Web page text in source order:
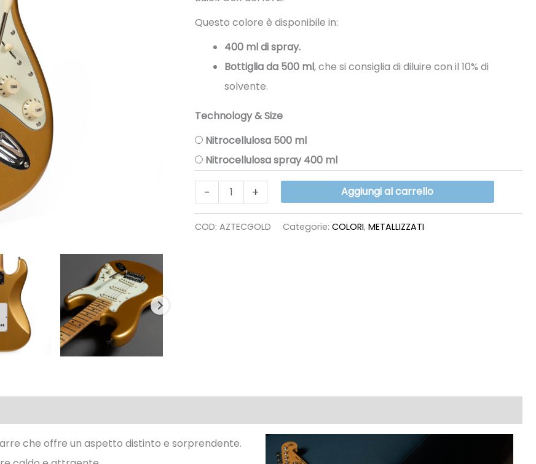
22.60€
Questo colore è disponibile in:
400 ml di spray.
Bottiglia da 500 ml, che si consiglia di diluire con il 10% di
solvente.
Technology & Size
Nitrocellulosa 500 ml
Nitrocellulosa spray 400 ml
-
AZTEC
GOLD
quantità
+ Aggiungi al carrello
COD: AZTECGOLD Categorie: COLORI, METALLIZZATI
che offre un aspetto distinto e sorprendente.